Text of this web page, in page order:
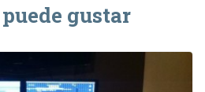
gustar